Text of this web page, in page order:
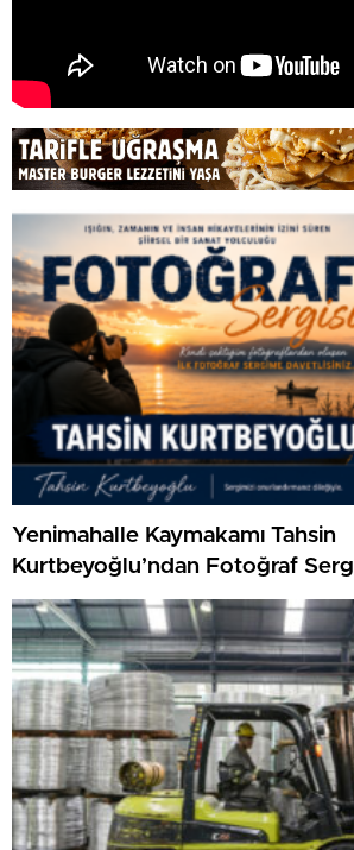
Yenimahalle Kaymakamı Tahsin
Kurtbeyoğlu’ndan Fotoğraf